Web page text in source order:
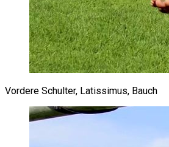
Vordere Schulter, Latissimus, Bauch